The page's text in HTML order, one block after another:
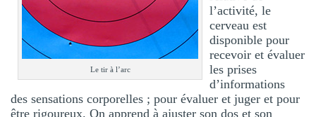
Le tir à l’arc
l’activité, le
cerveau est
disponible pour
recevoir et évaluer
les prises
d’informations
des sensations corporelles ; pour évaluer et juger et pour
être rigoureux. On apprend à ajuster son dos et son